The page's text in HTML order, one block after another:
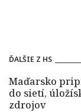
ĎALŠIE Z HS
Maďarsko
do sietí,
zdrojov